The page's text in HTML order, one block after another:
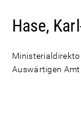
Hase,
Auswärtigen Amt